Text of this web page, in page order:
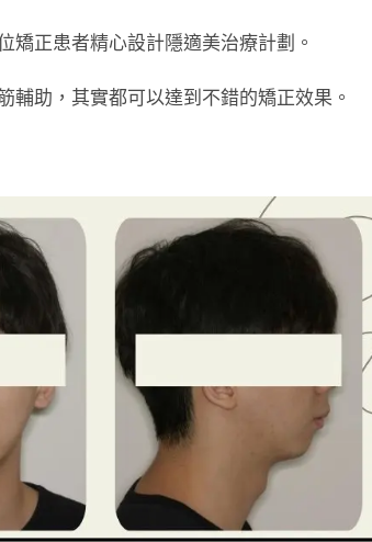
矯正患者精心設計隱適美治療計劃。
助，其實都可以達到不錯的矯正效果。